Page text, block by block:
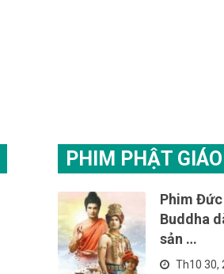
PHIM PHẬT GIÁO
Phim
Buddha
sản …
Th10 30,